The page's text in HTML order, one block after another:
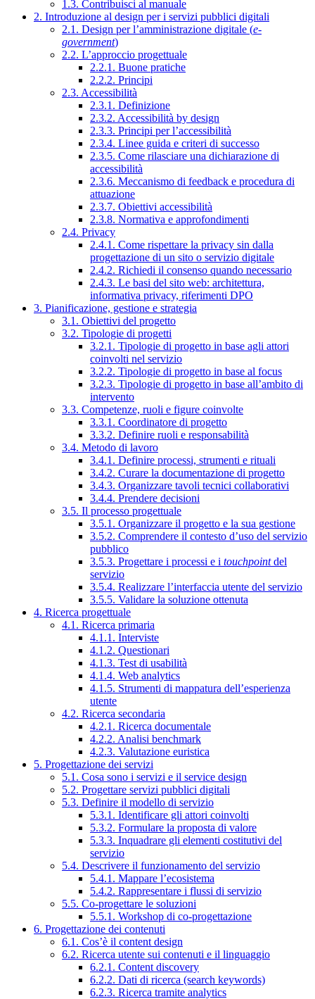
1.3. Contribuisci al manuale
2. Introduzione al design per i servizi pubblici digitali
2.1. Design per l’amministrazione digitale (e-
government)
2.2. L’approccio progettuale
2.2.1. Buone pratiche
2.2.2. Principi
2.3. Accessibilità
2.3.1. Definizione
2.3.2. Accessibilità by design
2.3.3. Principi per l’accessibilità
2.3.4. Linee guida e criteri di successo
2.3.5. Come rilasciare una dichiarazione di
accessibilità
2.3.6. Meccanismo di feedback e procedura di
attuazione
2.3.7. Obiettivi accessibilità
2.3.8. Normativa e approfondimenti
2.4. Privacy
2.4.1. Come rispettare la privacy sin dalla
progettazione di un sito o servizio digitale
2.4.2. Richiedi il consenso quando necessario
2.4.3. Le basi del sito web: architettura,
informativa privacy, riferimenti DPO
3. Pianificazione, gestione e strategia
3.1. Obiettivi del progetto
3.2. Tipologie di progetti
3.2.1. Tipologie di progetto in base agli attori
coinvolti nel servizio
3.2.2. Tipologie di progetto in base al focus
3.2.3. Tipologie di progetto in base all’ambito di
intervento
3.3. Competenze, ruoli e figure coinvolte
3.3.1. Coordinatore di progetto
3.3.2. Definire ruoli e responsabilità
3.4. Metodo di lavoro
3.4.1. Definire processi, strumenti e rituali
3.4.2. Curare la documentazione di progetto
3.4.3. Organizzare tavoli tecnici collaborativi
3.4.4. Prendere decisioni
3.5. Il processo progettuale
3.5.1. Organizzare il progetto e la sua gestione
3.5.2. Comprendere il contesto d’uso del servizio
pubblico
3.5.3. Progettare i processi e i touchpointdel
servizio
3.5.4. Realizzare l’interfaccia utente del servizio
3.5.5. Validare la soluzione ottenuta
4. Ricerca progettuale
4.1. Ricerca primaria
4.1.1. Interviste
4.1.2. Questionari
4.1.3. Test di usabilità
4.1.4. Web analytics
4.1.5. Strumenti di mappatura dell’esperienza
utente
4.2. Ricerca secondaria
4.2.1. Ricerca documentale
4.2.2. Analisi benchmark
4.2.3. Valutazione euristica
5. Progettazione dei servizi
5.1. Cosa sono i servizi e il service design
5.2. Progettare servizi pubblici digitali
5.3. Definire il modello di servizio
5.3.1. Identificare gli attori coinvolti
5.3.2. Formulare la proposta di valore
5.3.3. Inquadrare gli elementi costitutivi del
servizio
5.4. Descrivere il funzionamento del servizio
5.4.1. Mappare l’ecosistema
5.4.2. Rappresentare i flussi di servizio
5.5. Co-progettare le soluzioni
5.5.1. Workshop di co-progettazione
6. Progettazione dei contenuti
6.1. Cos’è il content design
6.2. Ricerca utente sui contenuti e il linguaggio
6.2.1. Content discovery
6.2.2. Dati di ricerca (search keywords)
6.2.3. Ricerca tramite analytics